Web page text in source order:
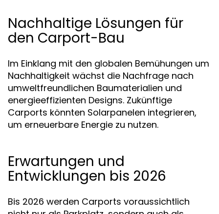
Nachhaltige Lösungen für
den Carport-Bau
Im Einklang mit den globalen Bemühungen um
Nachhaltigkeit wächst die Nachfrage nach
umweltfreundlichen Baumaterialien und
energieeffizienten Designs. Zukünftige
Carports könnten Solarpanelen integrieren,
um erneuerbare Energie zu nutzen.
Erwartungen und
Entwicklungen bis 2026
Bis 2026 werden Carports voraussichtlich